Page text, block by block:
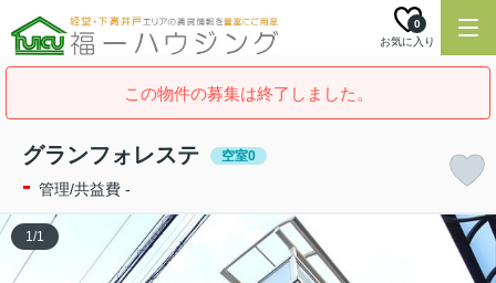
お気に入り
0
この物件の募集は終了しました。
グランフォレステ 空室0
- 管理/共益費 -
1/1